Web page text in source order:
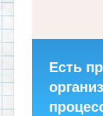
Есть